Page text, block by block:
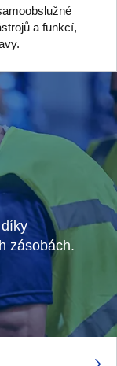
a funkcí,
zásobách.